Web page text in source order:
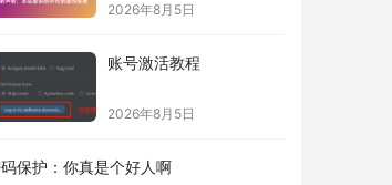
2026年8月5日
账号激活教程
2026年8月5日
保护：你真是个好人啊